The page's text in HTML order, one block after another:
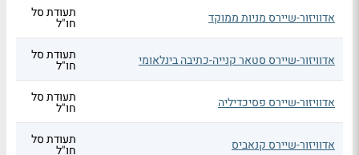
אדוויזור-שיירס מניות ממוקד תעודת סל
חו"ל
אדוויזור-שיירס סטאר קנייה-כתיבה בינלאומי תעודת סל
חו"ל
אדוויזור-שיירס פסיכדיליה תעודת סל
חו"ל
אדוויזור-שיירס קנאביס תעודת סל
חו"ל